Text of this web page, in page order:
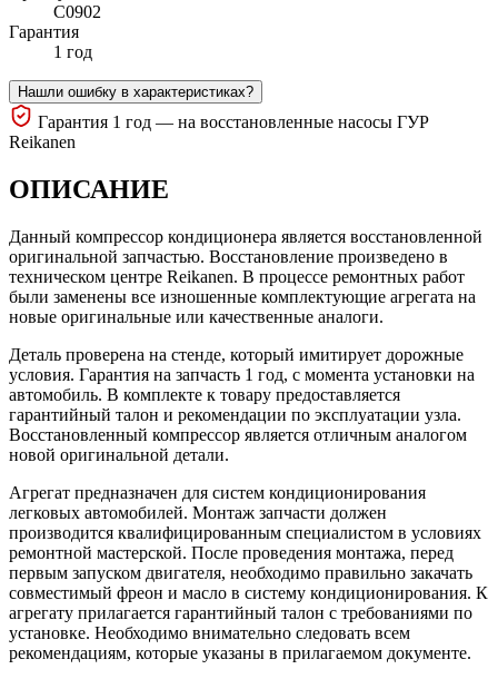
C0902
Гарантия
1 год
Нашли ошибку в характеристиках?
Гарантия 1 год — на восстановленные насосы ГУР
Reikanen
ОПИСАНИЕ
Данный компрессор кондиционера является восстановленной
оригинальной запчастью. Восстановление произведено в
техническом центре Reikanen. В процессе ремонтных работ
были заменены все изношенные комплектующие агрегата на
новые оригинальные или качественные аналоги.
Деталь проверена на стенде, который имитирует дорожные
условия. Гарантия на запчасть 1 год, с момента установки на
автомобиль. В комплекте к товару предоставляется
гарантийный талон и рекомендации по эксплуатации узла.
Восстановленный компрессор является отличным аналогом
новой оригинальной детали.
Агрегат предназначен для систем кондиционирования
легковых автомобилей. Монтаж запчасти должен
производится квалифицированным специалистом в условиях
ремонтной мастерской. После проведения монтажа, перед
первым запуском двигателя, необходимо правильно закачать
совместимый фреон и масло в систему кондиционирования. К
агрегату прилагается гарантийный талон с требованиями по
установке. Необходимо внимательно следовать всем
рекомендациям, которые указаны в прилагаемом документе.